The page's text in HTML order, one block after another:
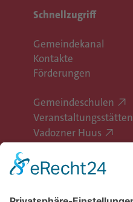
Schnellzugriff
Gemeindekanal
Kontakte
Förderungen
Gemeindeschulen
Veranstaltungsstätten
Vadozner Huus